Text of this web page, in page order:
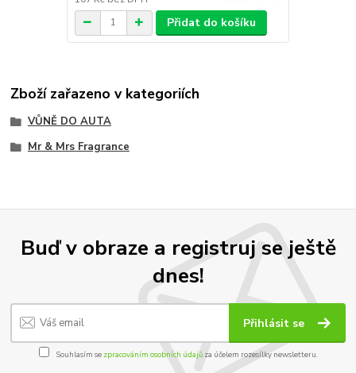
Přidat do košíku
Zboží zařazeno v kategoriích
VŮNĚ DO AUTA
Mr & Mrs Fragrance
Buď v obraze a registruj se ještě
dnes!
Přihlásit se
Souhlasím se zpracováním osobních údajůza účelem rozesílky newsletteru.